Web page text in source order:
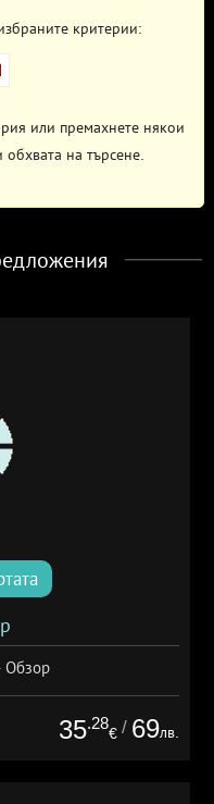
критерии:
или премахнете някои
на търсене.
Обзор
35.28
€ / 69лв.